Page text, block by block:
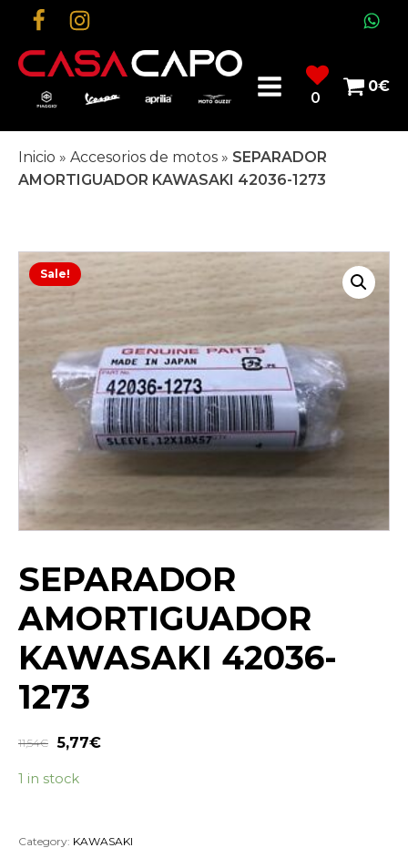
0
0€
Inicio » Accesorios de motos » SEPARADOR
AMORTIGUADOR KAWASAKI 42036-1273
Sale!
SEPARADOR
AMORTIGUADOR
KAWASAKI 42036-
1273
11,54€ 5,77€
1 in stock
Category: KAWASAKI